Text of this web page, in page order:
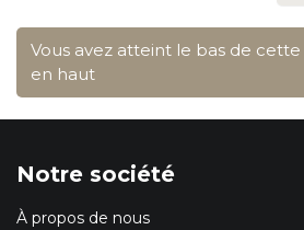
Vous avez atteint le bas de cette
en haut
Notre société
À propos de nous